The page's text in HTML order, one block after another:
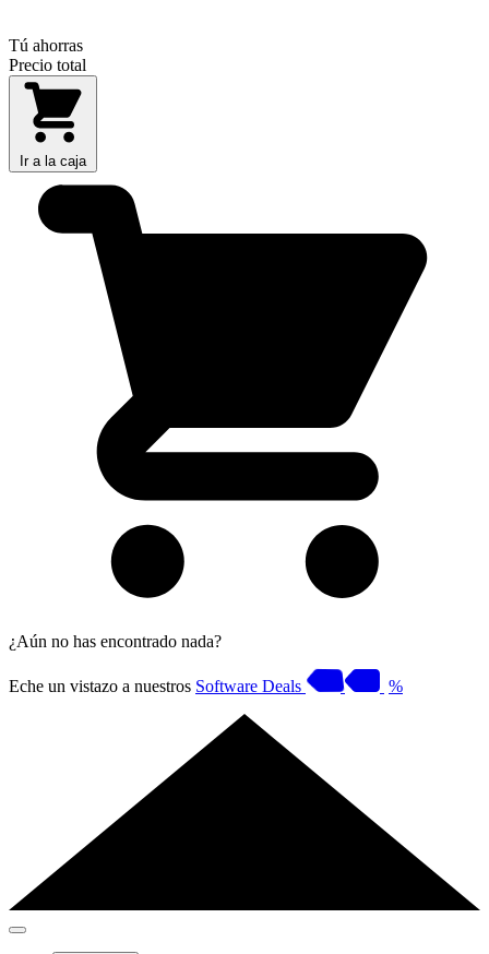
Tú ahorras
Precio total
Ir a la caja
¿Aún no has encontrado nada?
Eche un vistazo a nuestros Software Deals %